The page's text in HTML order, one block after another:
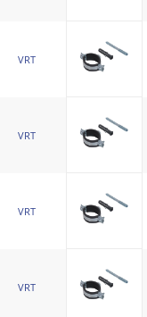
VRT
VRT
VRT
VRT